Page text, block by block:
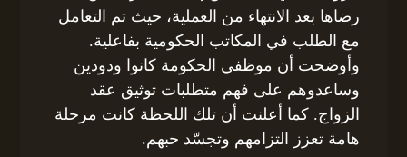
رضاها بعد الانتهاء من العملية، حيث تم التعامل
مع الطلب في المكاتب الحكومية بفاعلية.
وأوضحت أن موظفي الحكومة كانوا ودودين
وساعدوهم على فهم متطلبات توثيق عقد
الزواج. كما أعلنت أن تلك اللحظة كانت مرحلة
هامة تعزز التزامهم وتجسّد حبهم.